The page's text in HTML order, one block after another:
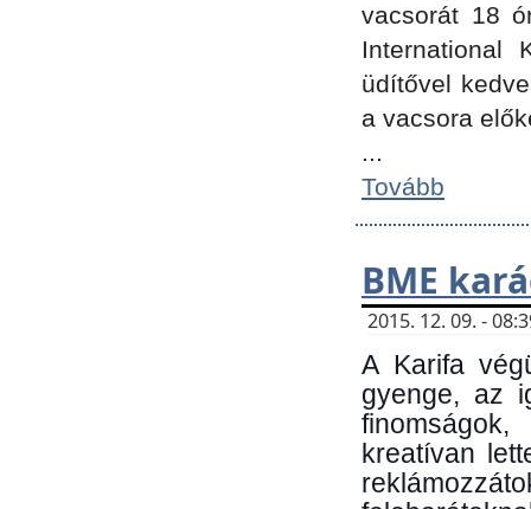
vacsorát 18
International
üdítővel
a vacsora
...
Tovább
BME
2015. 12. 09. -
A Karifa
gyenge, az
kreatívan